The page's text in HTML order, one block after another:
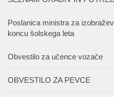
Poslanica ministra za
koncu šolskega leta
Obvestilo za učence vozače
OBVESTILO ZA PEVCE